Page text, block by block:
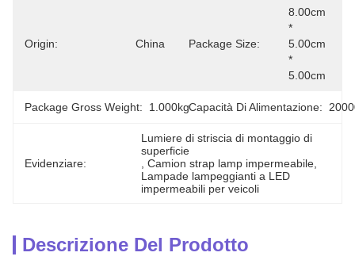
Origin: China Package Size:
8.00cm
*
5.00cm
*
5.00cm
Package Gross Weight: 1.000kgCapacità Di Alimentazione:
Evidenziare:
Lumiere di striscia di montaggio di
superficie
, Camion strap lamp impermeabile
Lampade lampeggianti a LED
impermeabili per veicoli
Descrizione Del Prodotto